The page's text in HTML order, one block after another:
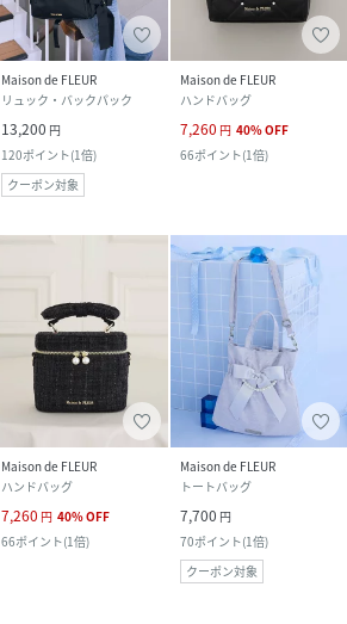
Maison de FLEUR
リュック・バックパック
13,200 円
120ポイント(1倍)
クーポン対象
Maison de FLEUR
ハンドバッグ
7,260 円 40%OFF
66ポイント(1倍)
Maison de FLEUR
ハンドバッグ
7,260 円 40%OFF
66ポイント(1倍)
Maison de FLEUR
トートバッグ
7,700 円
70ポイント(1倍)
クーポン対象